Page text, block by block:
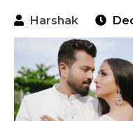
Harshak